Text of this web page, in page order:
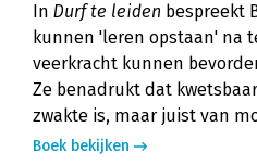
In Durf te leiden bespreekt
kunnen 'leren opstaan' na
veerkracht kunnen
Ze benadrukt dat
zwakte is, maar juist van
Boek bekijken